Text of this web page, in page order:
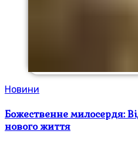
Новини
Божественне милосердя:
нового життя